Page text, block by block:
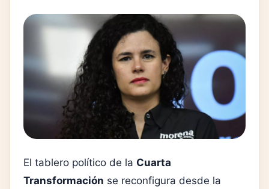
El tablero político de la Cuarta
Transformación se reconfigura desde la